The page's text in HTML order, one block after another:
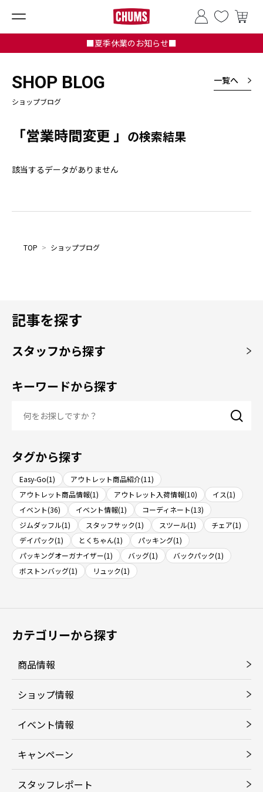
■夏季休業のお知らせ■
SHOP BLOG
ショップブログ
一覧へ
「営業時間変更 」 の検索結果
該当するデータがありません
TOP > ショップブログ
記事を探す
スタッフから探す
キーワードから探す
タグから探す
Easy-Go(1)
アウトレット商品紹介(11)
アウトレット商品情報(1)
アウトレット入荷情報(10)
イス(1)
イベント(36)
イベント情報(1)
コーディネート(13)
ジムダッフル(1)
スタッフサック(1) スツール(1)
チェア(1)
デイパック(1)
とくちゃん(1)
パッキング(1)
パッキングオーガナイザー(1)
バッグ(1)
バックパック(1)
ボストンバッグ(1)
リュック(1)
カテゴリーから探す
商品情報
ショップ情報
イベント情報
キャンペーン
スタッフレポート